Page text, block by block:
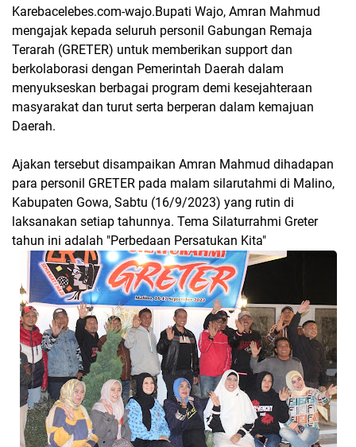
Karebacelebes.com-wajo.Bupati Wajo, Amran Mahmud
mengajak kepada seluruh personil Gabungan Remaja
Terarah (GRETER) untuk memberikan support dan
berkolaborasi dengan Pemerintah Daerah dalam
menyukseskan berbagai program demi kesejahteraan
masyarakat dan turut serta berperan dalam kemajuan
Daerah.
Ajakan tersebut disampaikan Amran Mahmud dihadapan
para personil GRETER pada malam silarutahmi di Malino,
Kabupaten Gowa, Sabtu (16/9/2023) yang rutin di
laksanakan setiap tahunnya. Tema Silaturrahmi Greter
tahun ini adalah "Perbedaan Persatukan Kita"